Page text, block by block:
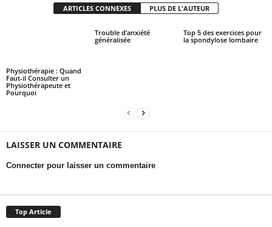
ARTICLES CONNEXES PLUS DE L'AUTEUR
Physiothérapie : Quand
Faut-il Consulter un
Physiothérapeute et
Pourquoi
Trouble d’anxiété
généralisée
Top 5 des exercices pour
la spondylose lombaire
LAISSER UN COMMENTAIRE
Connecter pour laisser un commentaire
Top Article